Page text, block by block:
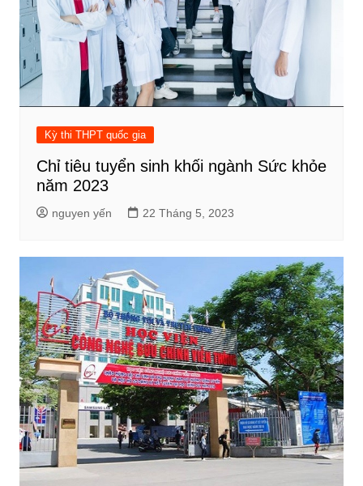
Kỳ thi THPT quốc gia
Chỉ tiêu tuyển sinh khối ngành Sức khỏe
năm 2023
nguyen yến 22 Tháng 5, 2023